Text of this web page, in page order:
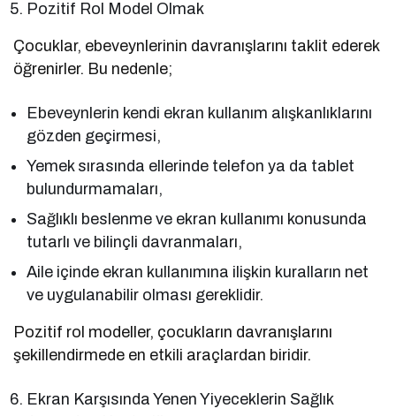
Pozitif Rol Model Olmak
Çocuklar, ebeveynlerinin davranışlarını taklit ederek
öğrenirler. Bu nedenle;
Ebeveynlerin kendi ekran kullanım alışkanlıklarını
gözden geçirmesi,
Yemek sırasında ellerinde telefon ya da tablet
bulundurmamaları,
Sağlıklı beslenme ve ekran kullanımı konusunda
tutarlı ve bilinçli davranmaları,
Aile içinde ekran kullanımına ilişkin kuralların net
ve uygulanabilir olması gereklidir.
Pozitif rol modeller, çocukların davranışlarını
şekillendirmede en etkili araçlardan biridir.
Ekran Karşısında Yenen Yiyeceklerin Sağlık